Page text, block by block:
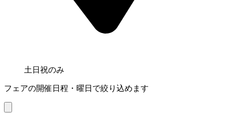
土日祝のみ
フェアの開催日程・曜日で絞り込めます